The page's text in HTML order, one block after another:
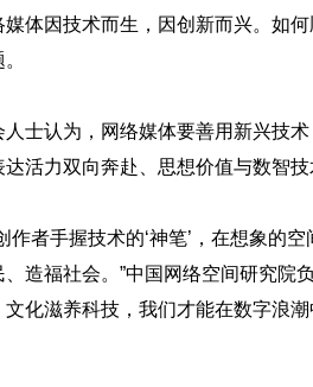
媒体因技术而生，因创新而兴。如
人士认为，网络媒体要善用新兴技
达活力双向奔赴、思想价值与数智技
作者手握技术的‘神笔’，在想象的
、造福社会。”中国网络空间研究院
文化滋养科技，我们才能在数字浪